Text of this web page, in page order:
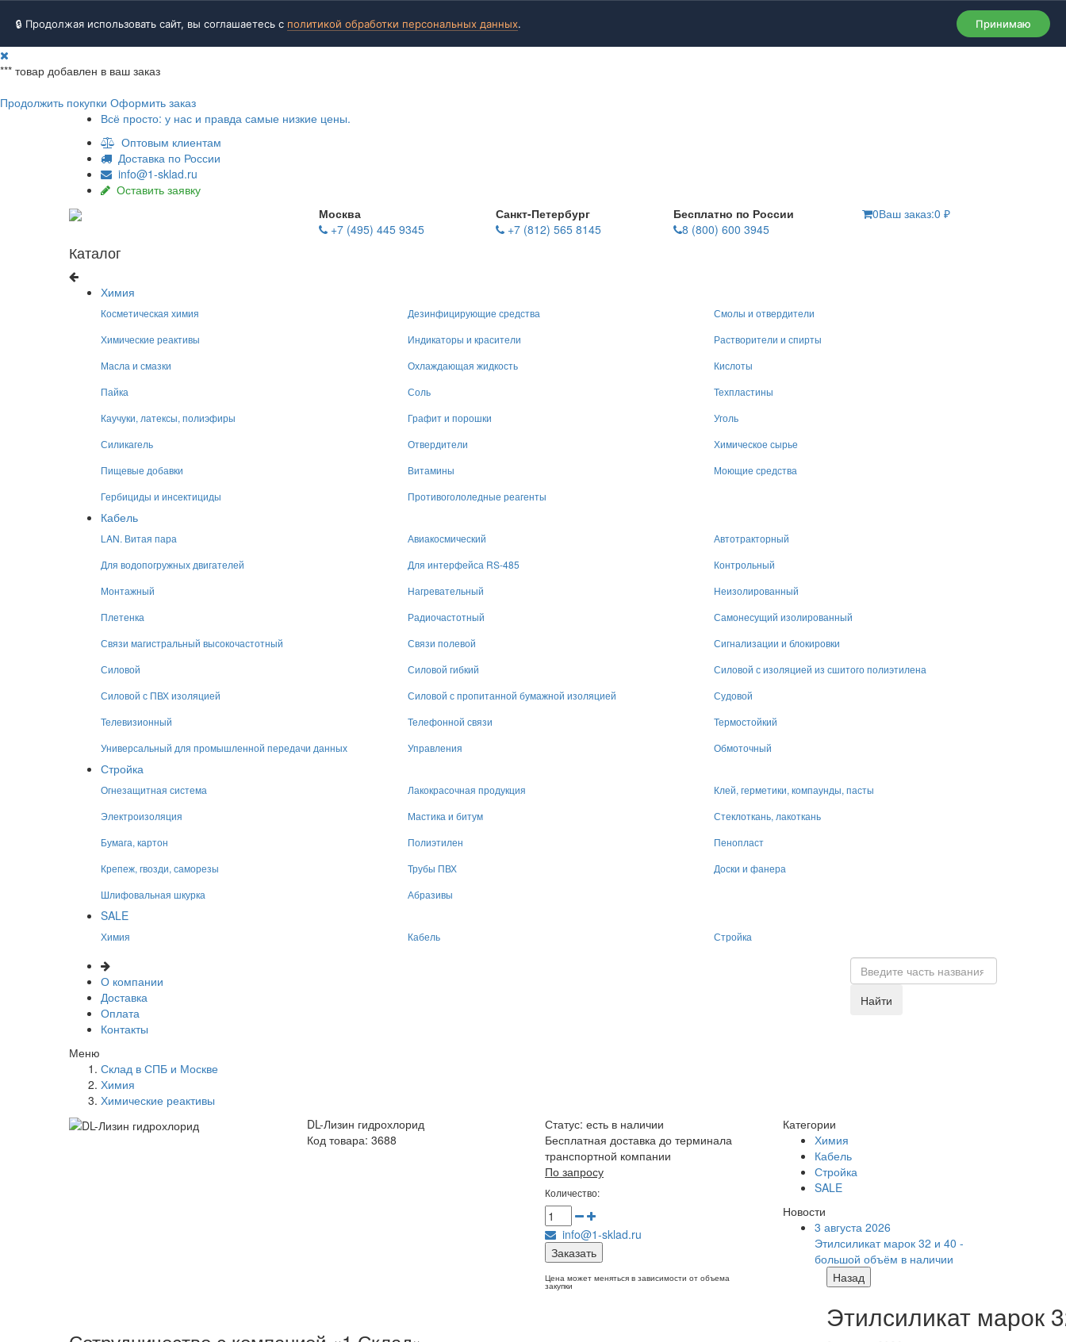
🔒 Продолжая использовать сайт, вы соглашаетесь с политикой обработки персональных данных. Принимаю
*** товар добавлен в ваш заказ
Продолжить покупки Оформить заказ
Всё просто: у нас и правда самые низкие цены.
Оптовым клиентам
Доставка по России
info@1-sklad.ru
Оставить заявку
Москва
+7 (495) 445 9345
Санкт-Петербург
+7 (812) 565 8145
Бесплатно по России
8 (800) 600 3945
0Ваш заказ:0 ₽
Каталог
Химия
Косметическая химия Дезинфицирующие средства
Смолы и отвердители
Химические реактивы
Индикаторы и красители
Растворители и спирты
Масла и смазки
Охлаждающая жидкость
Кислоты
Пайка
Соль
Техпластины
Каучуки, латексы, полиэфиры
Графит и порошки
Уголь
Силикагель
Отвердители
Химическое сырье
Пищевые добавки
Витамины
Моющие средства
Гербициды и инсектициды
Противогололедные реагенты
Кабель
LAN. Витая пара Авиакосмический
Автотракторный
Для водопогружных двигателей
Для интерфейса RS-485
Контрольный
Монтажный
Нагревательный
Неизолированный
Плетенка
Радиочастотный
Самонесущий изолированный
Связи магистральный высокочастотный
Связи полевой
Сигнализации и блокировки
Силовой
Силовой гибкий
Силовой с изоляцией из сшитого полиэтилена
Силовой с ПВХ изоляцией
Силовой с пропитанной бумажной изоляцией
Судовой
Телевизионный
Телефонной связи
Термостойкий
Универсальный для промышленной передачи данных
Управления Обмоточный
Стройка
Огнезащитная система Лакокрасочная продукция
Клей, герметики, компаунды, пасты
Электроизоляция
Мастика и битум
Стеклоткань, лакоткань
Бумага, картон
Полиэтилен
Пенопласт
Крепеж, гвозди, саморезы
Трубы ПВХ
Доски и фанера
Шлифовальная шкурка
Абразивы
SALE
Химия Кабель Стройка
О компании
Доставка
Оплата
Контакты
Найти
Меню
Склад в СПБ и Москве
Химия
Химические реактивы
DL-Лизин гидрохлорид
Код товара: 3688
Статус: есть в наличии
Бесплатная доставка до терминала
транспортной компании
По запросу
Количество:
info@1-sklad.ru
Заказать
Цена может меняться в зависимости от объема
закупки
Категории
Химия
Кабель
Стройка
SALE
Новости
3 августа 2026
Этилсиликат марок 32 и 40 -
большой объём в наличии
Назад
Этилсиликат марок